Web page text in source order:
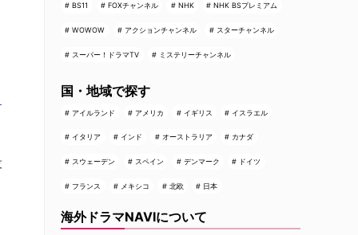
BS11 FOXチャンネル NHK NHK BSプレミアム
WOWOW アクションチャンネル スターチャンネル
スーパー！ドラマTV ミステリーチャンネル
国・地域で探す
アイルランド アメリカ イギリス イスラエル
イタリア インド オーストラリア カナダ
スウェーデン スペイン デンマーク ドイツ
フランス メキシコ 北欧 日本
海外ドラマNAVIについて